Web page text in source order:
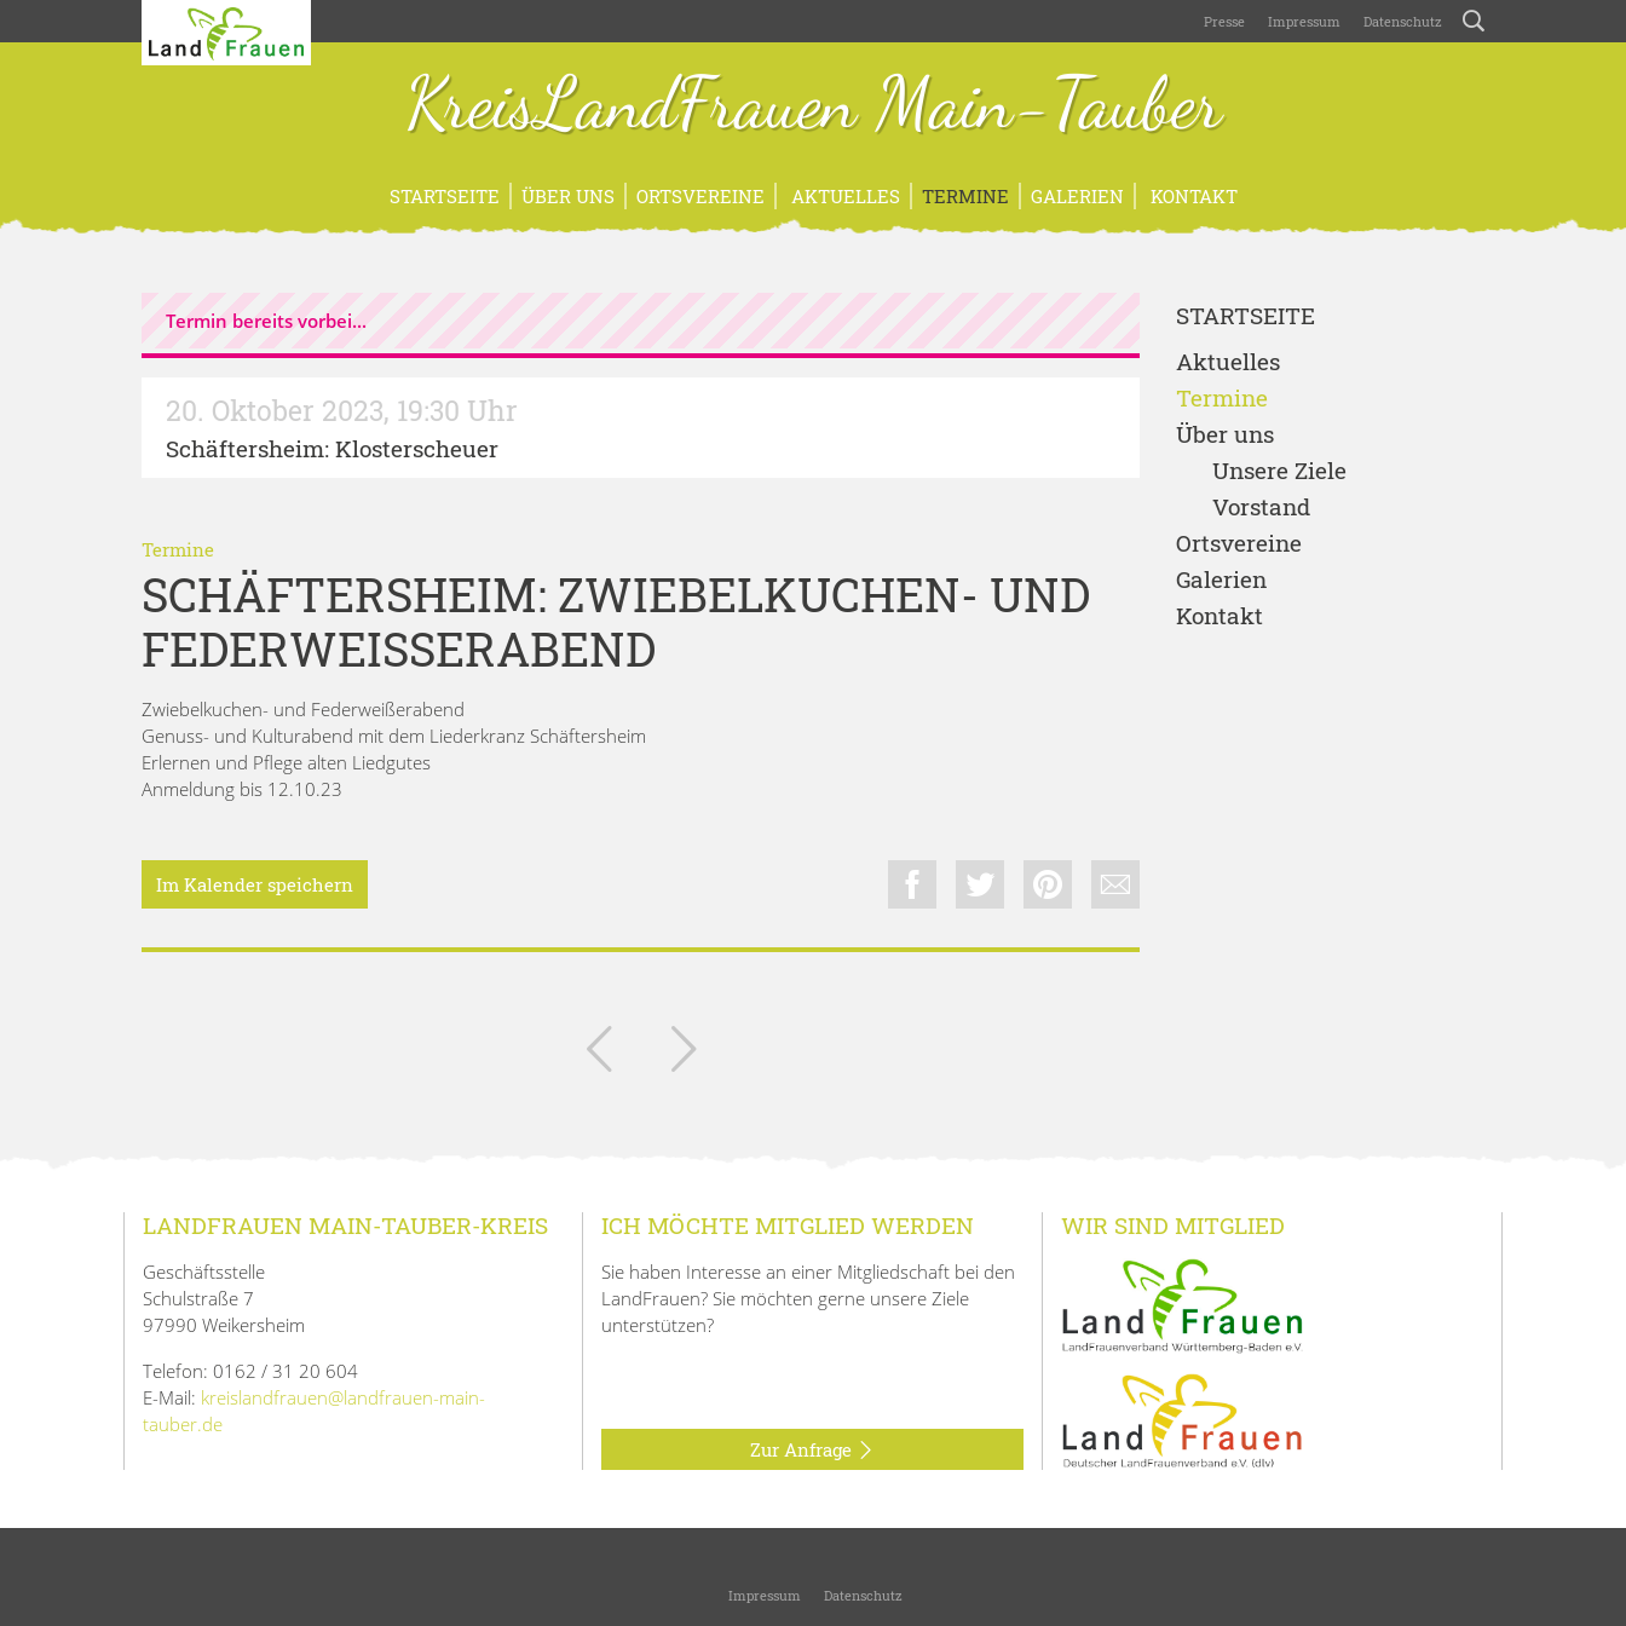
Presse Impressum Datenschutz
KreisLandFrauen Main-Tauber
STARTSEITE ÜBER UNS ORTSVEREINE AKTUELLES TERMINE GALERIEN KONTAKT
Termin bereits vorbei...
20. Oktober 2023, 19:30 Uhr
Schäftersheim: Klosterscheuer
Termine
SCHÄFTERSHEIM: ZWIEBELKUCHEN- UND
FEDERWEISSERABEND
Zwiebelkuchen- und Federweißerabend
Genuss- und Kulturabend mit dem Liederkranz Schäftersheim
Erlernen und Pflege alten Liedgutes
Anmeldung bis 12.10.23
Im Kalender speichern
STARTSEITE
Aktuelles
Termine
Über uns
Unsere Ziele
Vorstand
Ortsvereine
Galerien
Kontakt
LANDFRAUEN MAIN-TAUBER-KREIS
Geschäftsstelle
Schulstraße 7
97990 Weikersheim
Telefon: 0162 / 31 20 604
E-Mail: kreislandfrauen@landfrauen-main-
tauber.de
ICH MÖCHTE MITGLIED WERDEN
Sie haben Interesse an einer Mitgliedschaft bei den
LandFrauen? Sie möchten gerne unsere Ziele
unterstützen?
Zur Anfrage
WIR SIND MITGLIED
Impressum
Datenschutz